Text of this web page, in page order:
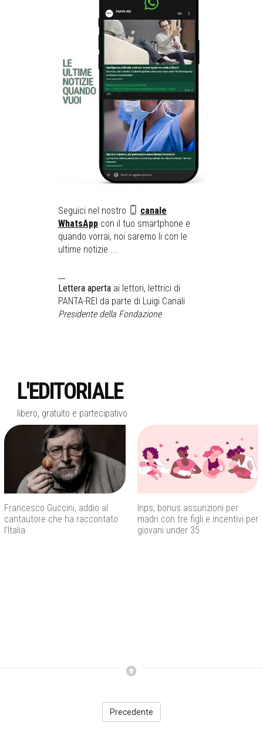
Seguici nel nostro
canale
WhatsApp con il tuo smartphone e
quando vorrai, noi saremo li con le
ultime notizie ...
Lettera aperta ai lettori, lettrici di
PANTA-REI da parte di Luigi Canali
Presidente della Fondazione
L'EDITORIALE
libero, gratuito e partecipativo
Francesco Guccini, addio al
cantautore che ha raccontato
l’Italia
Inps, bonus assunzioni per
madri con tre figli e incentivi per
giovani under 35
Precedente